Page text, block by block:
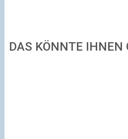
DAS KÖNNTE IHNEN